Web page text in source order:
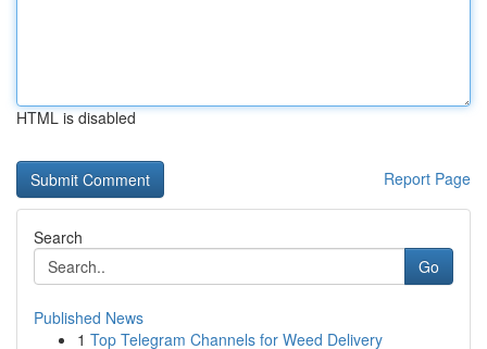
HTML is disabled
Report Page
Search
Go
Published News
1 Top Telegram Channels for Weed Delivery